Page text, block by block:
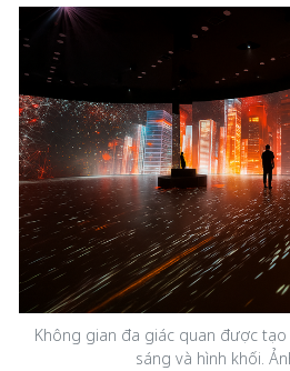
Không gian đa giác quan được
sáng và hình khối.